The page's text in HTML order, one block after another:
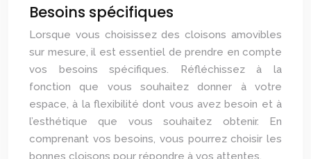
Besoins spécifiques
Lorsque vous choisissez des cloisons amovibles
sur mesure, il est essentiel de prendre en compte
vos besoins spécifiques. Réfléchissez à la
fonction que vous souhaitez donner à votre
espace, à la flexibilité dont vous avez besoin et à
l’esthétique que vous souhaitez obtenir. En
comprenant vos besoins, vous pourrez choisir les
bonnes cloisons pour répondre à vos attentes.